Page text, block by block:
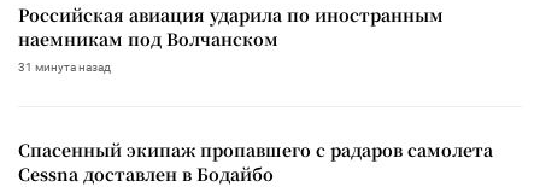
Российская авиация ударила по иностранным
наемникам под Волчанском
31 минута назад
Спасенный экипаж пропавшего с радаров самолета
Cessna доставлен в Бодайбо